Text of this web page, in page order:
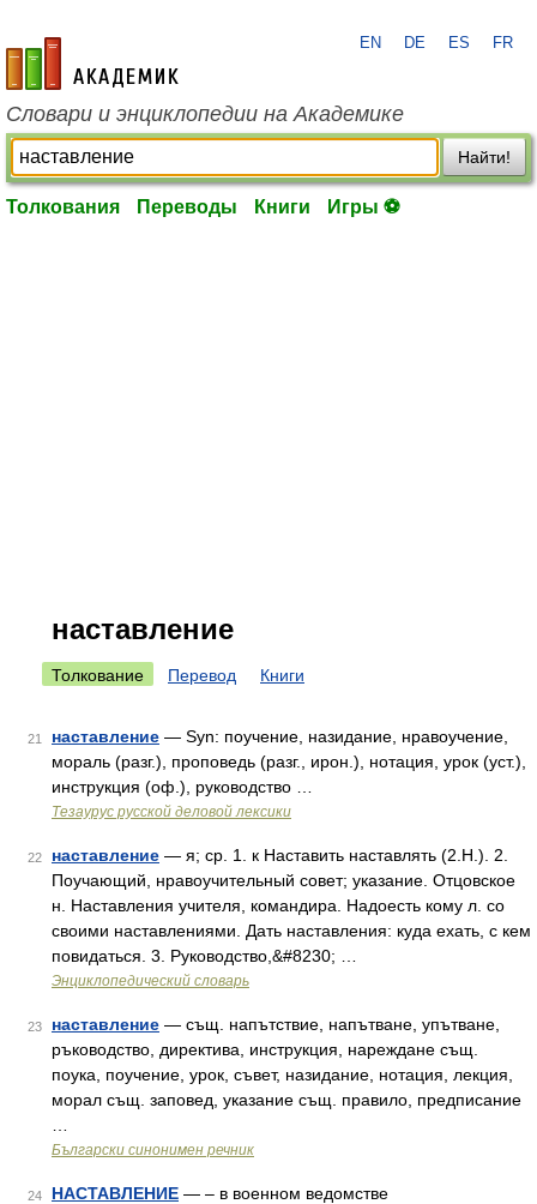
academic.ru
EN DE ES FR
Словари и энциклопедии на Академике
Найти!
Толкования Переводы Книги Игры ⚽
наставление
Толкование Перевод Книги
21 наставление — Syn: поучение, назидание, нравоучение,
мораль (разг.), проповедь (разг., ирон.), нотация, урок (уст.),
инструкция (оф.), руководство …
Тезаурус русской деловой лексики
22 наставление — я; ср. 1. к Наставить наставлять (2.Н.). 2.
Поучающий, нравоучительный совет; указание. Отцовское
н. Наставления учителя, командира. Надоесть кому л. со
своими наставлениями. Дать наставления: куда ехать, с кем
повидаться. 3. Руководство,&#8230; …
Энциклопедический словарь
23 наставление — същ. напътствие, напътване, упътване,
ръководство, директива, инструкция, нареждане същ.
поука, поучение, урок, съвет, назидание, нотация, лекция,
морал същ. заповед, указание същ. правило, предписание
Български синонимен речник
24 НАСТАВЛЕНИЕ — – в военном ведомстве